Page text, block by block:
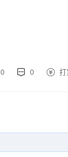
0 0 打